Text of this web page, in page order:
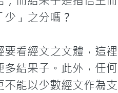
少」之分嗎？
要看經文之文體，這
多結果子。此外，任
不能以少數經文作為支